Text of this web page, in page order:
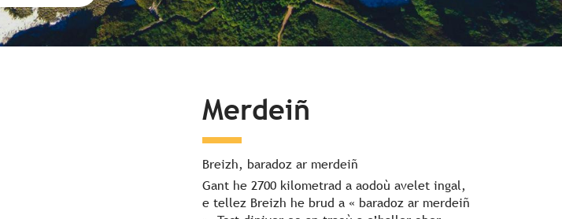
Merdeiñ
Breizh, baradoz ar merdeiñ
Gant he 2700 kilometrad a aodoù avelet ingal,
e tellez Breizh he brud a « baradoz ar merdeiñ